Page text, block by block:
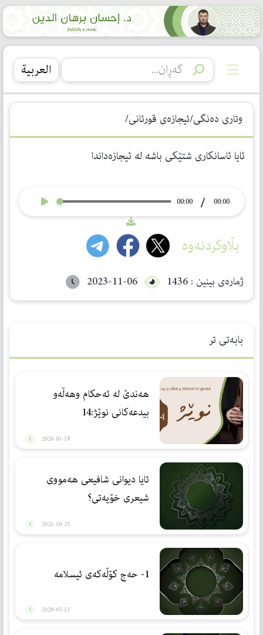
العربیة
وتاری دەنگی/ئیجازەی قورئانی/
ئایا ئاسانكاری شتێكی باشه‌ له‌ ئیجازه‌داندا
00:00
/
00:00
بڵاوکردنەوە
ژمارەی بینین : 1436 2023-11-06
بابەتی تر
هەندێ لە ئەحکام وهەڵەو
بیدعەکانی نوێژ:14
2020-03-18
ئایا دیوانی شافیعی هەمووی
شیعری خۆیەتی؟
2021-10-25
1- حەج كۆڵەكەی ئیسلامە
2026-05-13